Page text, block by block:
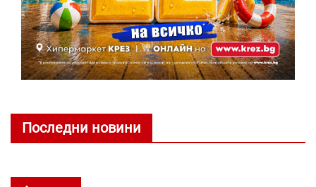
Последни новини